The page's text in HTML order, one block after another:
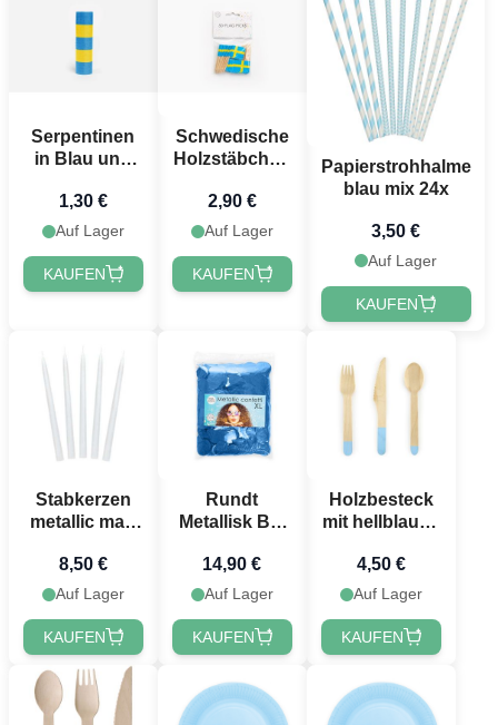
Serpentinen
in Blau und
Meter
1,30 €
Auf Lager
KAUFEN
Schwedische
Holzstäbchen
2,90 €
Auf Lager
KAUFEN
Papierstrohhalme
blau mix 24x
3,50 €
Auf Lager
KAUFEN
Stabkerzen
metallic matt
cm
8,50 €
Auf Lager
KAUFEN
Rundt
Metallisk Blå
gram
14,90 €
Auf Lager
KAUFEN
Holzbesteck
mit hellblauen
Teile - 16 cm
4,50 €
Auf Lager
KAUFEN
festlichen Newsletter anmeldest 🎉
Jetzt registrieren!